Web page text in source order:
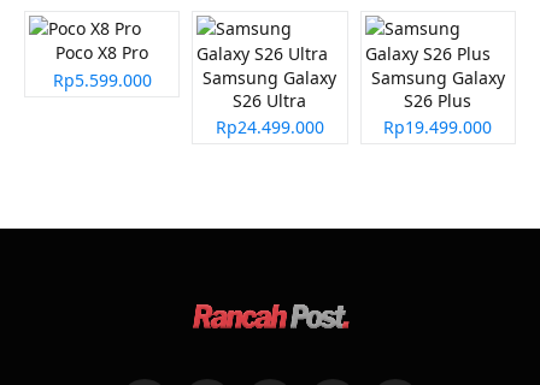
Poco X8 Pro
Rp5.599.000
Samsung Galaxy
S26 Ultra
Rp24.499.000
Samsung Galaxy
S26 Plus
Rp19.499.000